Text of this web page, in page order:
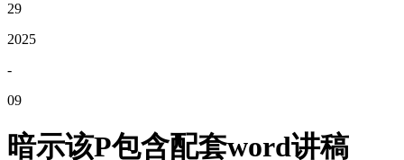
29
2025
-
09
暗示该P包含配套word讲稿